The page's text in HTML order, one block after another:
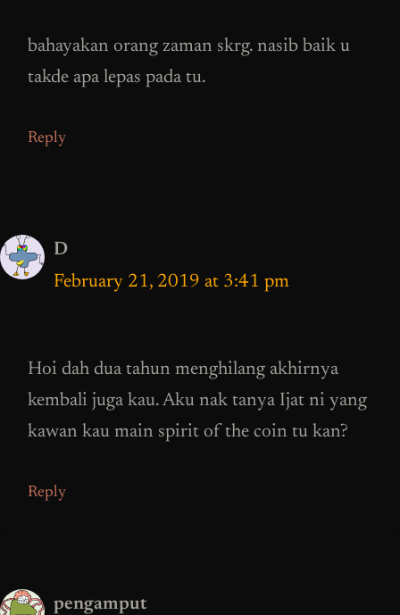
bahayakan orang zaman skrg. nasib baik u
takde apa lepas pada tu.
Reply
D
February 21, 2019 at 3:41 pm
Hoi dah dua tahun menghilang akhirnya
kembali juga kau. Aku nak tanya Ijat ni yang
kawan kau main spirit of the coin tu kan?
Reply
pengamput